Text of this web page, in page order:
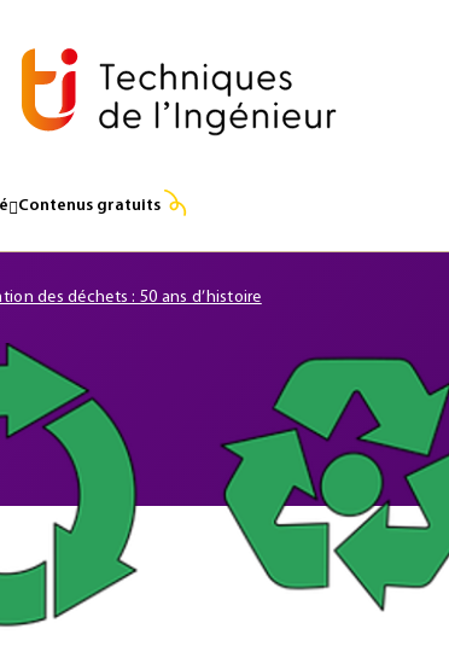
Contenus gratuits
des déchets : 50 ans d’histoire